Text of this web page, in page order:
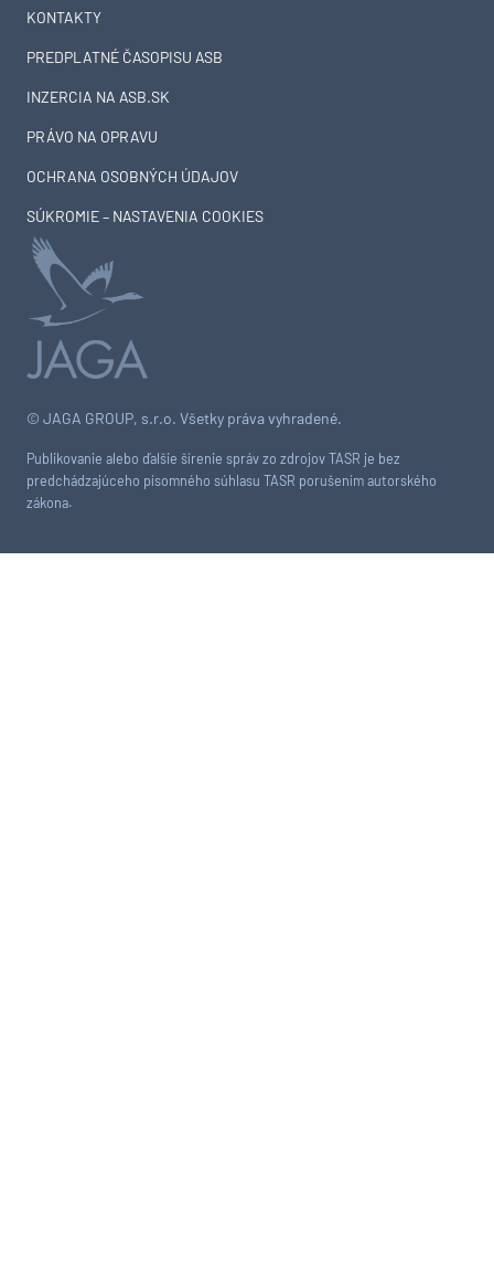
© JAGA GROUP, s.r.o. Všetky práva vyhradené.
Publikovanie alebo ďalšie šírenie správ zo zdrojov TASR je bez
predchádzajúceho písomného súhlasu TASR porušením autorského
zákona.
KONTAKTY
PREDPLATNÉ ČASOPISU ASB
INZERCIA NA ASB.SK
PRÁVO NA OPRAVU
OCHRANA OSOBNÝCH ÚDAJOV
SÚKROMIE – NASTAVENIA COOKIES